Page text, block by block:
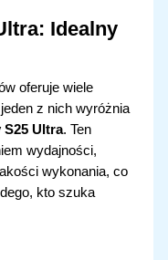
Idealny
oferuje wiele
z nich wyróżnia
S25 Ultra. Ten
wydajności,
wykonania, co
kto szuka